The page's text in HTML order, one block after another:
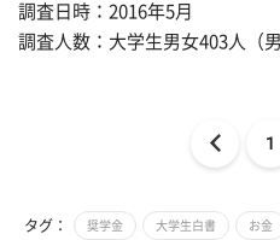
調査日時：2016年5月
調査人数：大学生男女403人（
1
タグ： 奨学金 大学生白書 お金